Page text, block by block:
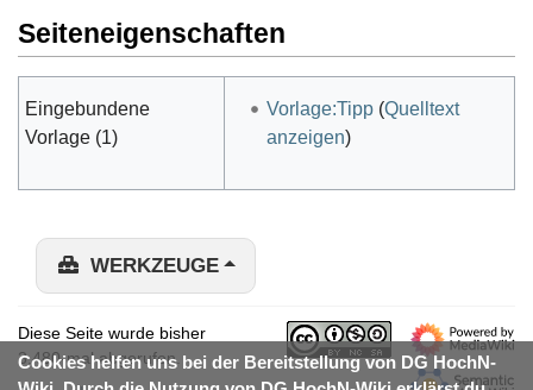
Seiteneigenschaften
Eingebundene
Vorlage (1)
Vorlage:Tipp(Quelltext
anzeigen)
Cookies helfen uns bei der Bereitstellung von DG HochN-
WERKZEUGE
Diese Seite wurde bisher
3.480-mal abgerufen.